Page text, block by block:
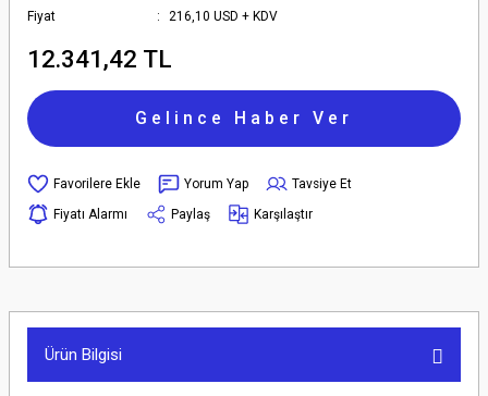
Fiyat
216,10 USD + KDV
12.341,42 TL
Gelince Haber Ver
Yorum Yap
Tavsiye Et
Fiyatı Alarmı
Paylaş Karşılaştır
Ürün Bilgisi